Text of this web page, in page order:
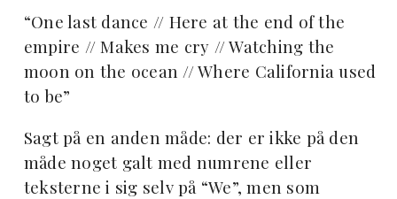
“One last dance // Here at the end of the
empire // Makes me cry // Watching the
moon on the ocean // Where California used
to be”
Sagt på en anden måde: der er ikke på den
måde noget galt med numrene eller
teksterne i sig selv på “We”, men som